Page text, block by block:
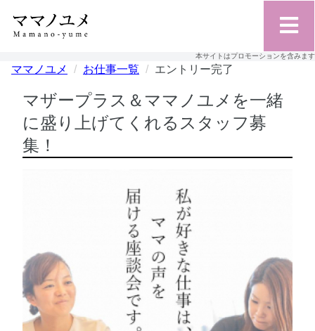
本サイトはプロモーションを含みます
ママノユメ お仕事一覧 エントリー完了
マザープラス＆ママノユメを一緒
に盛り上げてくれるスタッフ募
集！